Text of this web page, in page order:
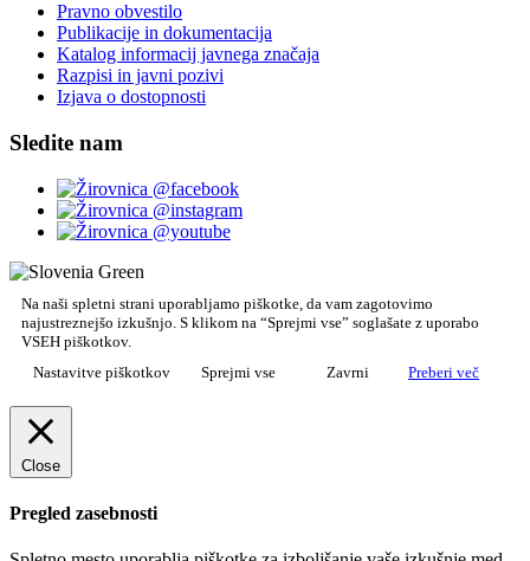
Pravno obvestilo
Publikacije in dokumentacija
Katalog informacij javnega značaja
Razpisi in javni pozivi
Izjava o dostopnosti
Sledite nam
Na naši spletni strani uporabljamo piškotke, da vam zagotovimo
najustreznejšo izkušnjo. S klikom na “Sprejmi vse” soglašate z uporabo
VSEH piškotkov.
Nastavitve piškotkov
Sprejmi vse Zavrni Preberi več
Close
Pregled zasebnosti